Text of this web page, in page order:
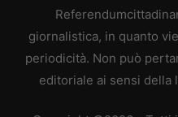
giornalistica, in quanto
periodicità. Non può
editoriale ai sensi della